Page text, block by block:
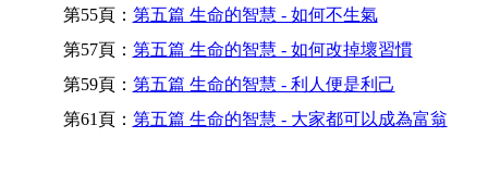
第55頁： 第五篇 生命的智慧 - 如何不生氣
第57頁： 第五篇 生命的智慧 - 如何改掉壞習慣
第59頁： 第五篇 生命的智慧 - 利人便是利己
第61頁： 第五篇 生命的智慧 - 大家都可以成為富翁